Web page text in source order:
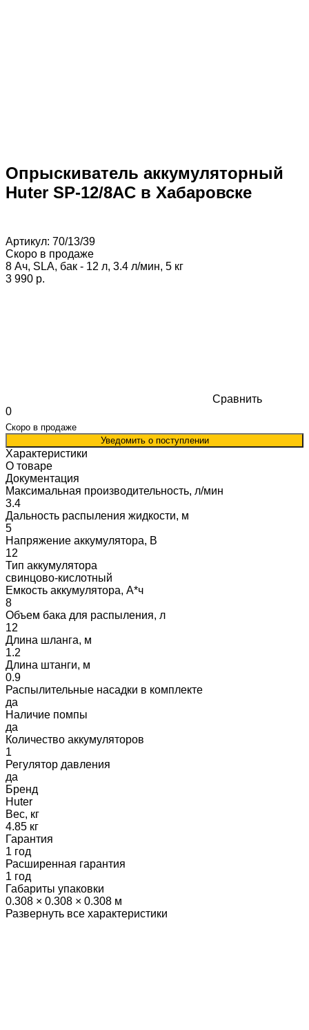
Опрыскиватель аккумуляторный
Huter SP-12/8AC в Хабаровске
Артикул: 70/13/39
Скоро в продаже
8 Ач, SLA, бак - 12 л, 3.4 л/мин, 5 кг
3 990 p.
Сравнить
0
Скоро в продаже
Уведомить о поступлении
Характеристики
О товаре
Документация
Максимальная производительность, л/мин
3.4
Дальность распыления жидкости, м
5
Напряжение аккумулятора, В
12
Тип аккумулятора
свинцово-кислотный
Емкость аккумулятора, А*ч
8
Объем бака для распыления, л
12
Длина шланга, м
1.2
Длина штанги, м
0.9
Распылительные насадки в комплекте
да
Наличие помпы
да
Количество аккумуляторов
1
Регулятор давления
да
Бренд
Huter
Вес, кг
4.85 кг
Гарантия
1 год
Расширенная гарантия
1 год
Габариты упаковки
0.308 × 0.308 × 0.308 м
Развернуть все характеристики